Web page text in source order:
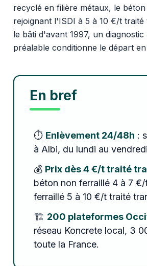
recyclé en filière métaux, le
rejoignant l'ISDI à 5 à 10 €/t
le bâti d'avant 1997, un diagnostic
préalable conditionne le départ
En bref
⏱️ Enlèvement 24/48h :
à Albi, du lundi au
💰 Prix dès 4 €/t traité
béton non ferraillé 4 à 7
ferraillé 5 à 10 €/t traité
🏗️ 200 plateformes
réseau Koncrete local, 3
toute la France.